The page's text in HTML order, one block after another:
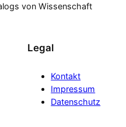
von Wissenschaft
Legal
Kontakt
Impressum
Datenschutz